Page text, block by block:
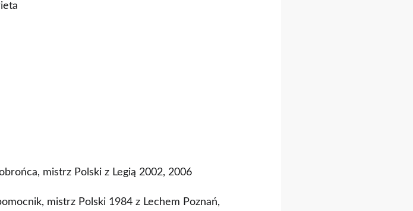
mistrz Polski z Legią 2002, 2006
mistrz Polski 1984 z Lechem Poznań,